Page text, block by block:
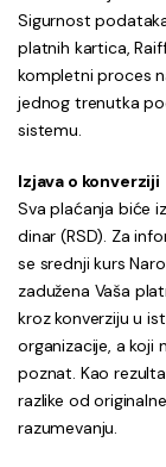
Sigurnost
platnih kartica,
kompletni proces
jednog trenutka
sistemu.
Izjava o konverziji
Sva plaćanja biće
dinar (RSD). Za
se srednji kurs
zadužena Vaša
kroz konverziju u
organizacije, a koji
poznat. Kao
razlike od
razumevanju.